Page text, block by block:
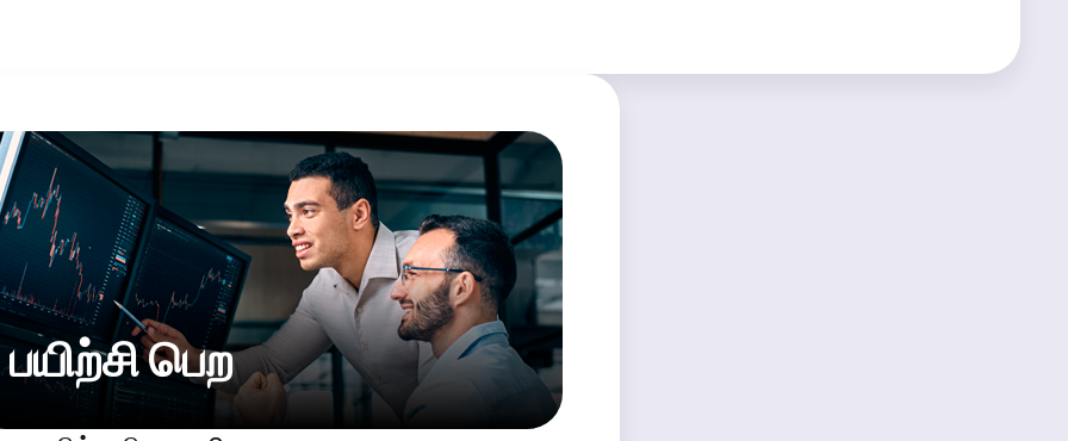
பயிற்சி பெற